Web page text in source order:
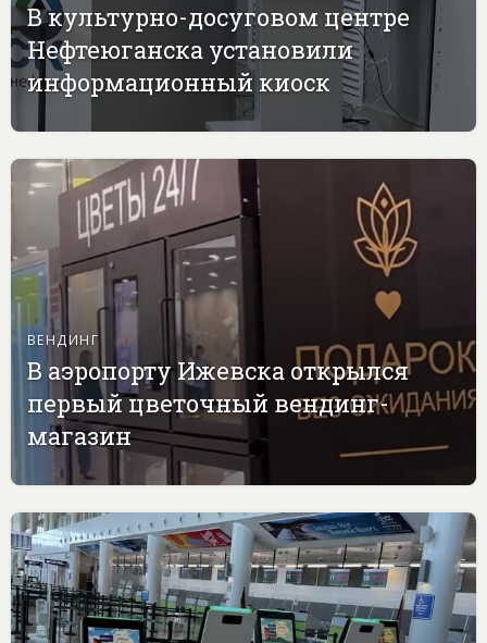
В культурно-досуговом центре
Нефтеюганска установили
информационный киоск
ВЕНДИНГ
В аэропорту Ижевска открылся
первый цветочный вендинг-
магазин